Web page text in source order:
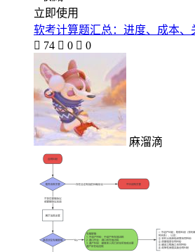
立即使用
软考计算题汇总：进度、成本
 74  0  0
麻溜滴